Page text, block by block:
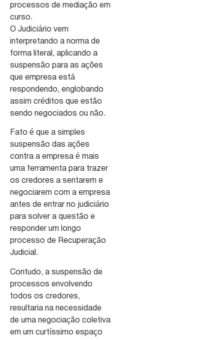
processos de mediação em
curso.
O Judiciário vem
interpretando a norma de
forma literal, aplicando a
suspensão para as ações
que empresa está
respondendo, englobando
assim créditos que estão
sendo negociados ou não.
Fato é que a simples
suspensão das ações
contra a empresa é mais
uma ferramenta para trazer
os credores a sentarem e
negociarem com a empresa
antes de entrar no judiciário
para solver a questão e
responder um longo
processo de Recuperação
Judicial.
Contudo, a suspensão de
processos envolvendo
todos os credores,
resultaria na necessidade
de uma negociação coletiva
em um curtíssimo espaço